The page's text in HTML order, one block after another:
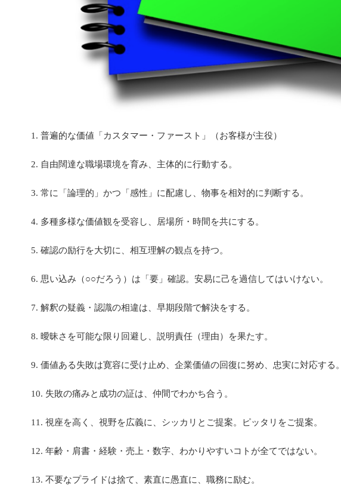
1. 普遍的な価値「カスタマー・ファースト」（お客様が主役）
2. 自由闊達な職場環境を育み、主体的に行動する。
3. 常に「論理的」かつ「感性」に配慮し、物事を相対的に判断する。
4. 多種多様な価値観を受容し、居場所・時間を共にする。
5. 確認の励行を大切に、相互理解の観点を持つ。
6. 思い込み（○○だろう）は「要」確認。安易に己を過信してはいけない。
7. 解釈の疑義・認識の相違は、早期段階で解決をする。
8. 曖昧さを可能な限り回避し、説明責任（理由）を果たす。
9. 価値ある失敗は寛容に受け止め、企業価値の回復に努め、忠実に対応する。
10. 失敗の痛みと成功の証は、仲間でわかち合う。
11. 視座を高く、視野を広義に、シッカリとご提案。ピッタリをご提案。
12. 年齢・肩書・経験・売上・数字、わかりやすいコトが全てではない。
13. 不要なプライドは捨て、素直に愚直に、職務に励む。